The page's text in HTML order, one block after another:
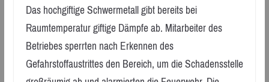
Das hochgiftige Schwermetall gibt bereits bei
Raumtemperatur giftige Dämpfe ab. Mitarbeiter des
Betriebes sperrten nach Erkennen des
Gefahrstoffaustrittes den Bereich, um die Schadensstelle